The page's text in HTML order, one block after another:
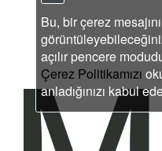
Bu, bir çerez
açılır pencere
Çerez Politikamızı
anladığınızı kabul